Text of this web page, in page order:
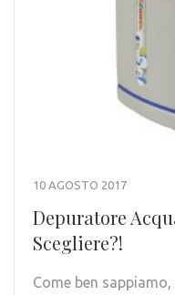
10 AGOSTO 2017
Depuratore
Scegliere?!
Come ben